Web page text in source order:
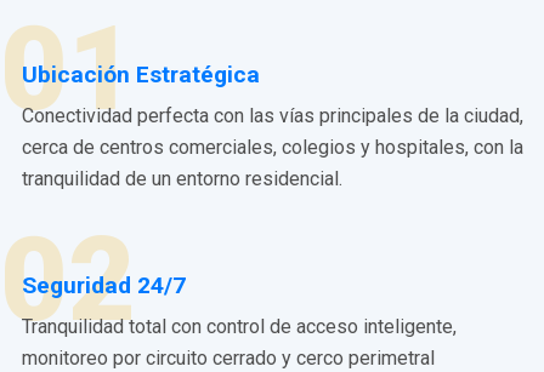
01
Ubicación Estratégica
Conectividad perfecta con las vías principales de la ciudad,
cerca de centros comerciales, colegios y hospitales, con la
tranquilidad de un entorno residencial.
02
Seguridad 24/7
Tranquilidad total con control de acceso inteligente,
monitoreo por circuito cerrado y cerco perimetral